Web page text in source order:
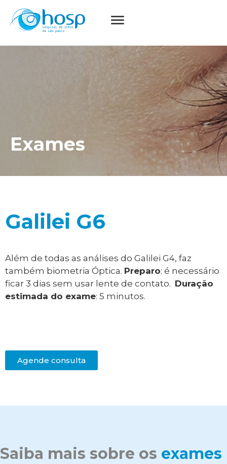
Exames
Galilei G6
Além de todas as aná lises do Galilei G4, faz
também biometria Óptica. Preparo: é necessário
ficar 3 dias sem usar l ente de contato. Duração
estimada do exame: 5 minutos.
Agende consulta
Saiba mais sobre os exames